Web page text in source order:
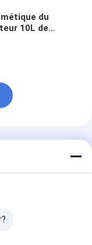
du
10L de